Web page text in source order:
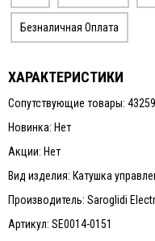
Безналичная Оплата
ХАРАКТЕРИСТИКИ
Сопутствующие товары:
Новинка: Нет
Акции: Нет
Вид изделия: Катушка
Производитель: Saroglidi
Артикул: SE0014-0151